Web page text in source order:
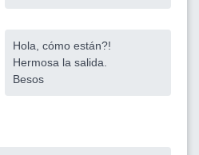
Hola, cómo están?!
Hermosa la salida.
Besos